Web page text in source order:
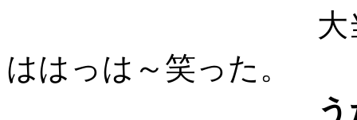
大当たりで、
ははっは～笑った。